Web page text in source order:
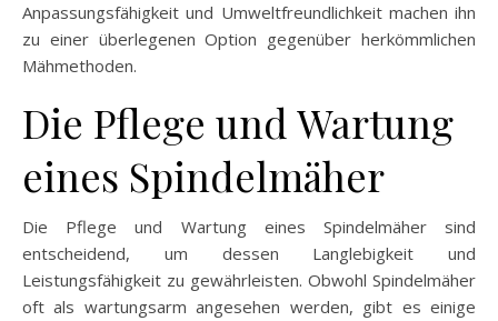
Anpassungsfähigkeit und Umweltfreundlichkeit machen ihn
zu einer überlegenen Option gegenüber herkömmlichen
Mähmethoden.
Die Pflege und Wartung
eines Spindelmäher
Die Pflege und Wartung eines Spindelmäher sind
entscheidend, um dessen Langlebigkeit und
Leistungsfähigkeit zu gewährleisten. Obwohl Spindelmäher
oft als wartungsarm angesehen werden, gibt es einige